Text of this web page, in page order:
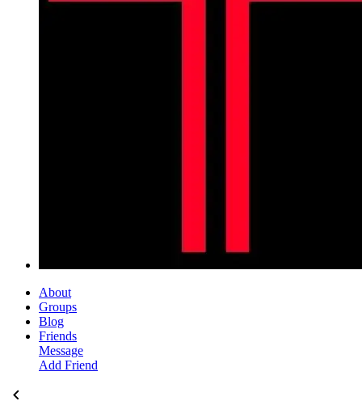
About
Groups
Blog
Friends
Message
Add Friend